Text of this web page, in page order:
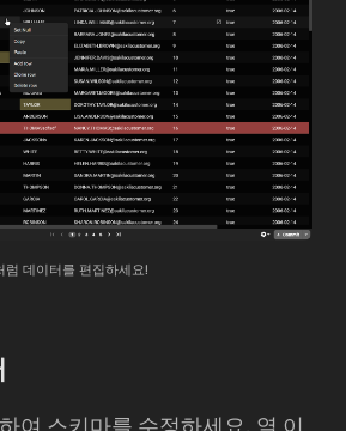
럼 데이터를 편집하세요!
여 스키마를 수정하세요. 열 이